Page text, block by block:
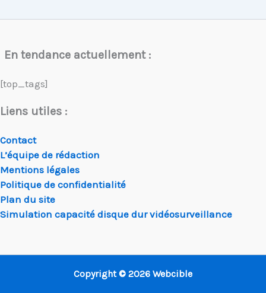
En tendance actuellement :
[top_tags]
Liens utiles :
Contact
L’équipe de rédaction
Mentions légales
Politique de confidentialité
Plan du site
Simulation capacité disque dur vidéosurveillance
Copyright © 2026 Webcible